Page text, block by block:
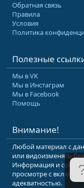
Обратная связь
Правила
Условия
Политика
Полезные
Мы в VK
Мы в Инстаграм
Мы в Facebook
Помощь
Внимание!
Любой материал с
или видоизменять
Информация и
просмотре с
адекватностью.